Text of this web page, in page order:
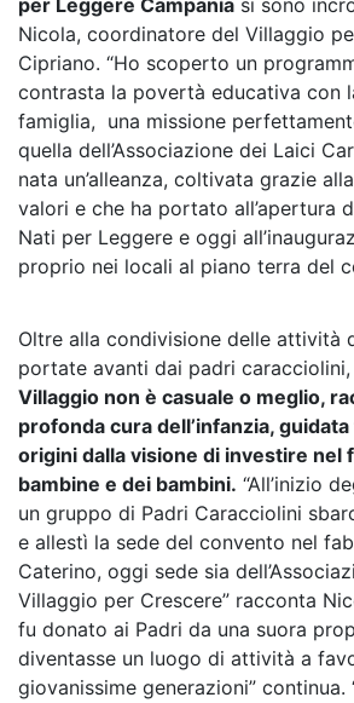
per Leggere Campania si sono
Nicola, coordinatore del Villaggio
Cipriano. “Ho scoperto un
contrasta la povertà educativa con
famiglia, una missione
quella dell’Associazione dei Laici
nata un’alleanza, coltivata grazie
valori e che ha portato all’apertura
Nati per Leggere e oggi
proprio nei locali al piano terra del
Oltre alla condivisione delle attività
portate avanti dai padri caracciolini,
Villaggio non è casuale o meglio,
profonda cura dell’infanzia,
origini dalla visione di investire nel
bambine e dei bambini. “All’inizio
un gruppo di Padri Caracciolini
e allestì la sede del convento nel
Caterino, oggi sede sia
Villaggio per Crescere” racconta
fu donato ai Padri da una suora
diventasse un luogo di attività a
giovanissime generazioni” continua.